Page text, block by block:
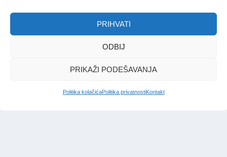
PRIHVATI
ODBIJ
PRIKAŽI PODEŠAVANJA
Politika kolačićaPolitika privatnostiKontakt